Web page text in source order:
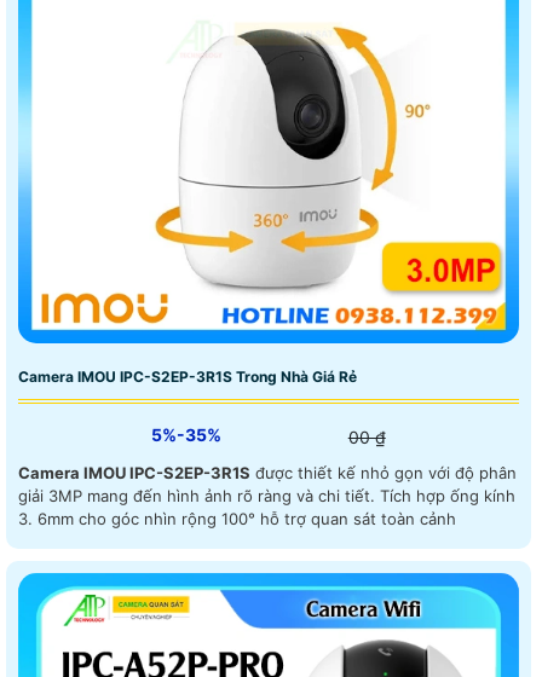
Camera IMOU IPC-S2EP-3R1S Trong Nhà Giá Rẻ
5%-35% 00 ₫
Camera IMOU IPC-S2EP-3R1S được thiết kế nhỏ gọn với độ phân
giải 3MP mang đến hình ảnh rõ ràng và chi tiết. Tích hợp ống kính
3. 6mm cho góc nhìn rộng 100° hỗ trợ quan sát toàn cảnh